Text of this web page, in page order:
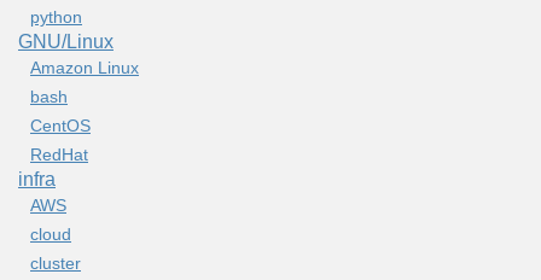
python
GNU/Linux
Amazon Linux
bash
CentOS
RedHat
infra
AWS
cloud
cluster